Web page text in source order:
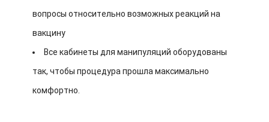
вопросы относительно возможных реакций на
вакцину
Все кабинеты для манипуляций оборудованы
так, чтобы процедура прошла максимально
комфортно.